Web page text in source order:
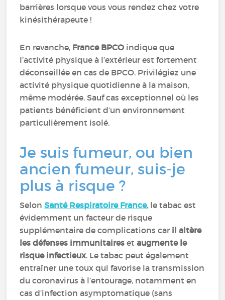
barrières lorsque vous vous rendez chez votre
kinésithérapeute !
En revanche, France BPCO indique que
l’activité physique à l’extérieur est fortement
déconseillée en cas de BPCO. Privilégiez une
activité physique quotidienne à la maison,
même modérée. Sauf cas exceptionnel où les
patients bénéficient d’un environnement
particulièrement isolé.
Je suis fumeur, ou bien
ancien fumeur, suis-je
plus à risque ?
SelonSanté Respiratoire France, le tabac est
évidemment un facteur de risque
supplémentaire de complications car il altère
les défenses immunitaires etaugmente le
risque infectieux. Le tabac peut également
entraîner une toux qui favorise la transmission
du coronavirus à l’entourage, notamment en
cas d’infection asymptomatique (sans